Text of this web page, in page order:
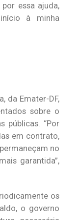
essa ajuda,
à minha
da Emater-DF,
sobre o
públicas. “Por
em contrato,
no
garantida”,
os
o governo